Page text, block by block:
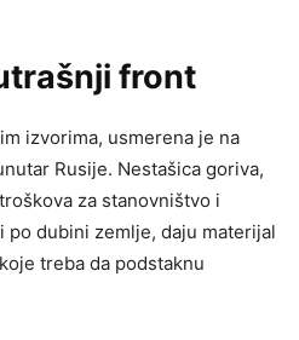
front
izvorima, usmerena je na
Rusije. Nestašica goriva,
za stanovništvo i
dubini zemlje, daju materijal
treba da podstaknu